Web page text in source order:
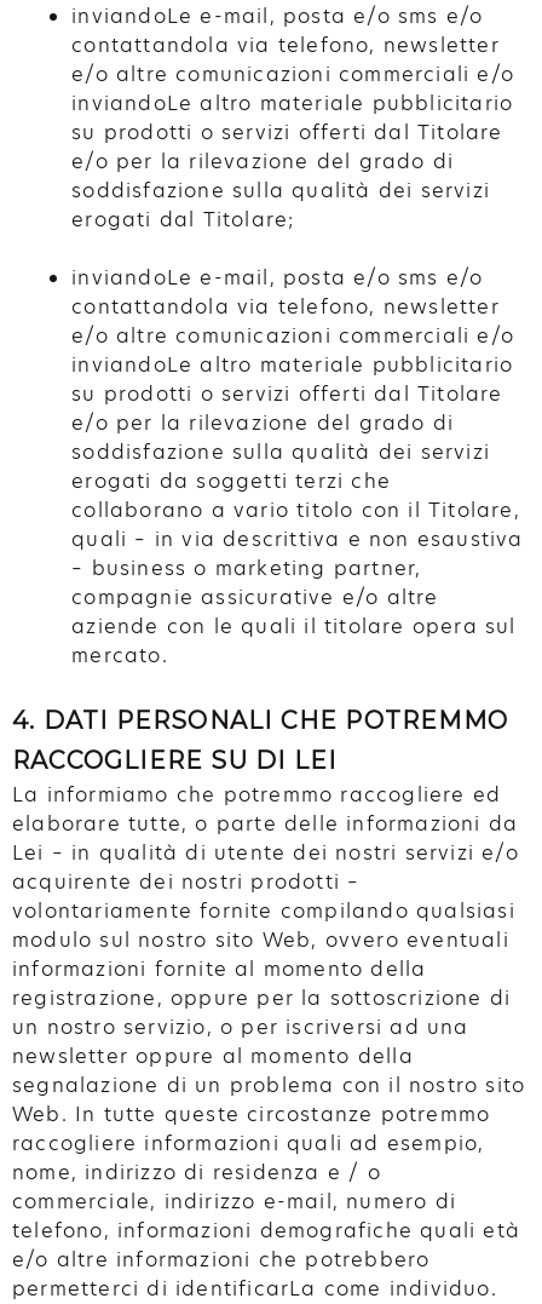
inviandoLe e-mail, posta e/o sms e/o
contattandola via telefono, newsletter
e/o altre comunicazioni commerciali e/o
inviandoLe altro materiale pubblicitario
su prodotti o servizi offerti dal Titolare
e/o per la rilevazione del grado di
soddisfazione sulla qualità dei servizi
erogati dal Titolare;
inviandoLe e-mail, posta e/o sms e/o
contattandola via telefono, newsletter
e/o altre comunicazioni commerciali e/o
inviandoLe altro materiale pubblicitario
su prodotti o servizi offerti dal Titolare
e/o per la rilevazione del grado di
soddisfazione sulla qualità dei servizi
erogati da soggetti terzi che
collaborano a vario titolo con il Titolare,
quali – in via descrittiva e non esaustiva
– business o marketing partner,
compagnie assicurative e/o altre
aziende con le quali il titolare opera sul
mercato.
4. DATI PERSONALI CHE POTREMMO
RACCOGLIERE SU DI LEI
La informiamo che potremmo raccogliere ed
elaborare tutte, o parte delle informazioni da
Lei – in qualità di utente dei nostri servizi e/o
acquirente dei nostri prodotti –
volontariamente fornite compilando qualsiasi
modulo sul nostro sito Web, ovvero eventuali
informazioni fornite al momento della
registrazione, oppure per la sottoscrizione di
un nostro servizio, o per iscriversi ad una
newsletter oppure al momento della
segnalazione di un problema con il nostro sito
Web. In tutte queste circostanze potremmo
raccogliere informazioni quali ad esempio,
nome, indirizzo di residenza e / o
commerciale, indirizzo e-mail, numero di
telefono, informazioni demografiche quali età
e/o altre informazioni che potrebbero
permetterci di identificarLa come individuo.